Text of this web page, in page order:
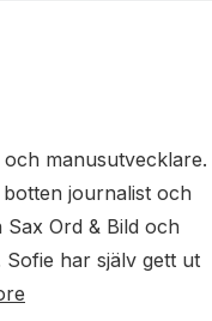
manusutvecklare.
journalist och
Ord & Bild och
har själv gett ut